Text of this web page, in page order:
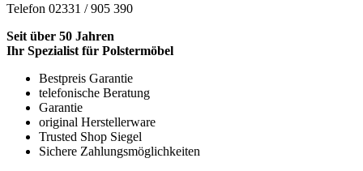
Telefon 02331 / 905 390
Seit über 50 Jahren
Ihr Spezialist für Polstermöbel
Bestpreis Garantie
telefonische Beratung
Garantie
original Herstellerware
Trusted Shop Siegel
Sichere Zahlungsmöglichkeiten